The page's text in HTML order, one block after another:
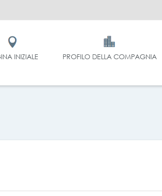
INIZIALE PROFILO DELLA COMPAGNIA